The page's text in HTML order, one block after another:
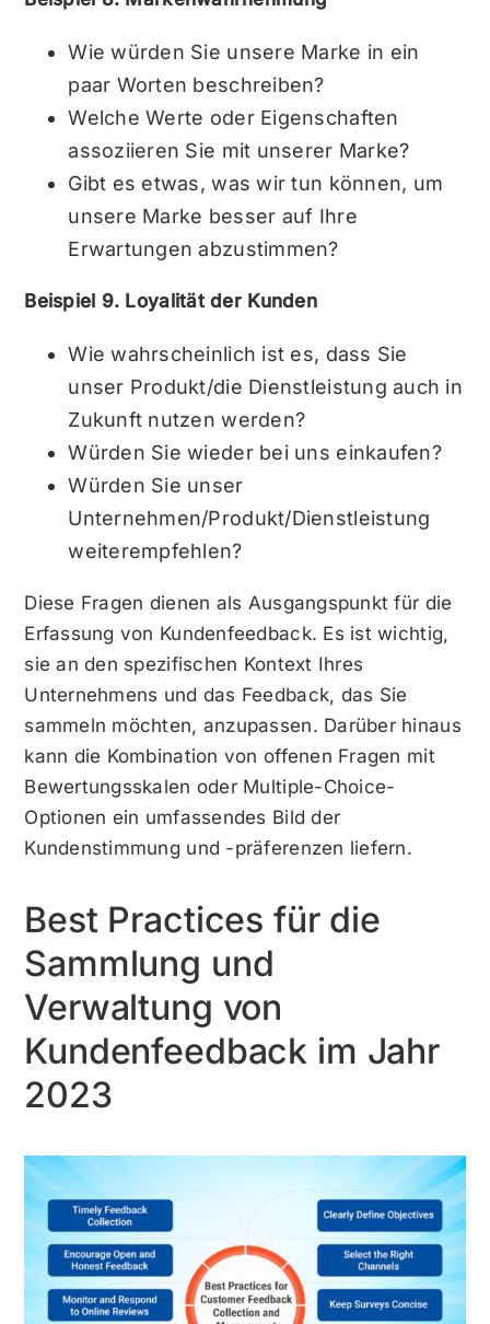
Wie würden Sie unsere Marke in ein
paar Worten beschreiben?
Welche Werte oder Eigenschaften
assoziieren Sie mit unserer Marke?
Gibt es etwas, was wir tun können, um
unsere Marke besser auf Ihre
Erwartungen abzustimmen?
Beispiel 9. Loyalität der Kunden
Wie wahrscheinlich ist es, dass Sie
unser Produkt/die Dienstleistung auch in
Zukunft nutzen werden?
Würden Sie wieder bei uns einkaufen?
Würden Sie unser
Unternehmen/Produkt/Dienstleistung
weiterempfehlen?
Diese Fragen dienen als Ausgangspunkt für die
Erfassung von Kundenfeedback. Es ist wichtig,
sie an den spezifischen Kontext Ihres
Unternehmens und das Feedback, das Sie
sammeln möchten, anzupassen. Darüber hinaus
kann die Kombination von offenen Fragen mit
Bewertungsskalen oder Multiple-Choice-
Optionen ein umfassendes Bild der
Kundenstimmung und -präferenzen liefern.
Best Practices für die
Sammlung und
Verwaltung von
Kundenfeedback im Jahr
2023